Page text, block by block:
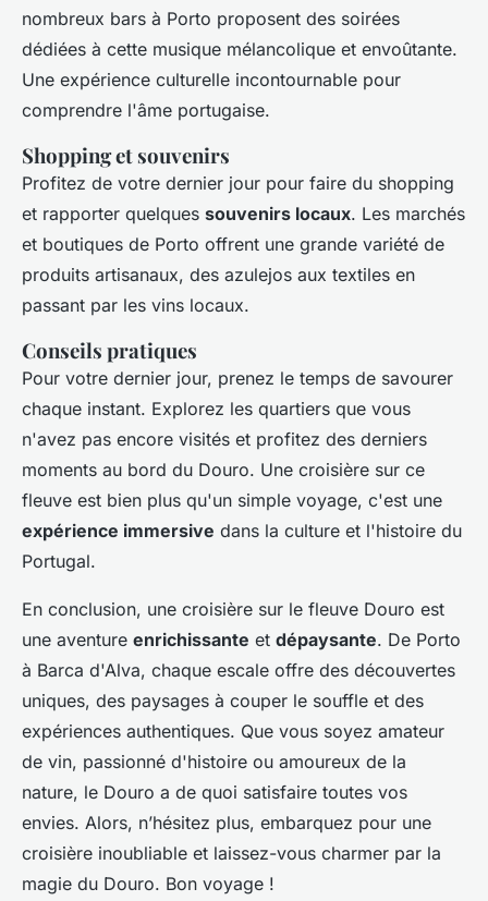
nombreux bars à Porto proposent des soirées
dédiées à cette musique mélancolique et envoûtante.
Une expérience culturelle incontournable pour
comprendre l'âme portugaise.
Shopping et souvenirs
Profitez de votre dernier jour pour faire du shopping
et rapporter quelques souvenirs locaux. Les marchés
et boutiques de Porto offrent une grande variété de
produits artisanaux, des azulejos aux textiles en
passant par les vins locaux.
Conseils pratiques
Pour votre dernier jour, prenez le temps de savourer
chaque instant. Explorez les quartiers que vous
n'avez pas encore visités et profitez des derniers
moments au bord du Douro. Une croisière sur ce
fleuve est bien plus qu'un simple voyage, c'est une
expérience immersive dans la culture et l'histoire du
Portugal.
En conclusion, une croisière sur le fleuve Douro est
une aventure enrichissante et dépaysante. De Porto
à Barca d'Alva, chaque escale offre des découvertes
uniques, des paysages à couper le souffle et des
expériences authentiques. Que vous soyez amateur
de vin, passionné d'histoire ou amoureux de la
nature, le Douro a de quoi satisfaire toutes vos
envies. Alors, n’hésitez plus, embarquez pour une
croisière inoubliable et laissez-vous charmer par la
magie du Douro. Bon voyage !